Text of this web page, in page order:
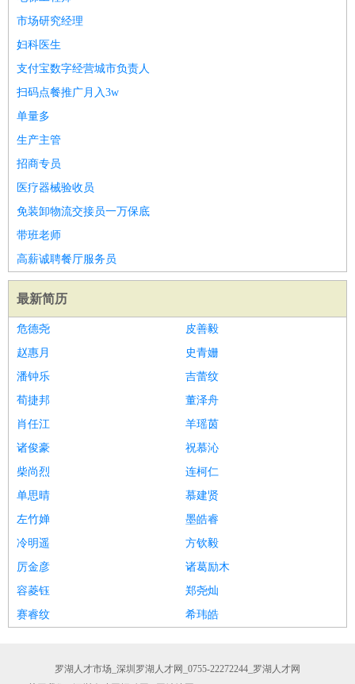
市场研究经理
妇科医生
支付宝数字经营城市负责人
扫码点餐推广月入3w
单量多
生产主管
招商专员
医疗器械验收员
免装卸物流交接员一万保底
带班老师
高薪诚聘餐厅服务员
最新简历
危德尧
皮善毅
赵惠月
史青姗
潘钟乐
吉蕾纹
荀捷邦
董泽舟
肖任江
羊瑶茵
诸俊豪
祝慕沁
柴尚烈
连柯仁
单思晴
慕建贤
左竹婵
墨皓睿
冷明遥
方钦毅
厉金彦
诸葛励木
容菱钰
郑尧灿
赛睿纹
希玮皓
罗湖人才市场_深圳罗湖人才网_0755-22272244_罗湖人才网